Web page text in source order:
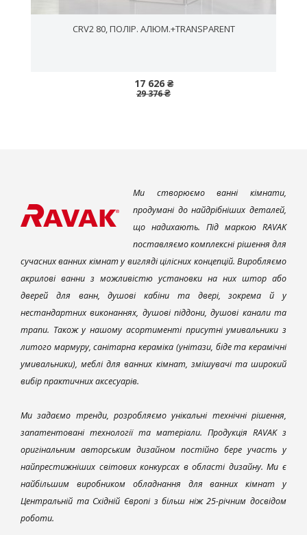
CRV2 80, ПОЛІР. АЛЮМ.+TRANSPARENT
17 626 ₴
29 376 ₴
Ми створюємо ванні кімнати,
продумані до найдрібніших деталей,
що надихають. Під маркою RAVAK
поставляємо комплексні рішення для
сучасних ванних кімнат у вигляді цілісних концепцій. Виробляємо
акрилові ванни з можливістю установки на них штор або
дверей для ванн, душові кабіни та двері, зокрема й у
нестандартних виконаннях, душові піддони, душові канали та
трапи. Також у нашому асортименті присутні умивальники з
литого мармуру, санітарна кераміка (унітази, біде та керамічні
умивальники), меблі для ванних кімнат, змішувачі та широкий
вибір практичних аксесуарів.
Ми задаємо тренди, розробляємо унікальні технічні рішення,
запатентовані технології та матеріали. Продукція RAVAK з
оригінальним авторським дизайном постійно бере участь у
найпрестижніших світових конкурсах в області дизайну. Ми є
найбільшим виробником обладнання для ванних кімнат у
Центральній та Східній Європі з більш ніж 25-річним досвідом
роботи.